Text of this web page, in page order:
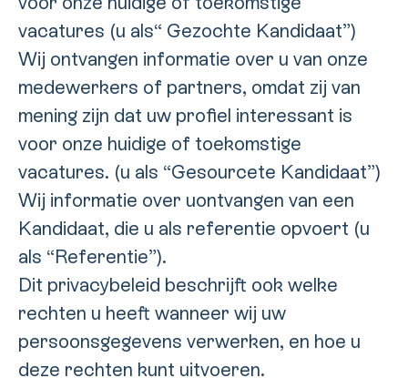
vacatures (u als“ Gezochte Kandidaat”)
Wij ontvangen informatie over u van onze
medewerkers of partners, omdat zij van
mening zijn dat uw profiel interessant is
voor onze huidige of toekomstige
vacatures. (u als “Gesourcete Kandidaat”)
Wij informatie over uontvangen van een
Kandidaat, die u als referentie opvoert (u
als “Referentie”).
Dit privacybeleid beschrijft ook welke
rechten u heeft wanneer wij uw
persoonsgegevens verwerken, en hoe u
deze rechten kunt uitvoeren.